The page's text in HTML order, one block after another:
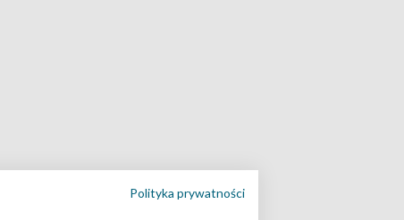
Polityka prywatności